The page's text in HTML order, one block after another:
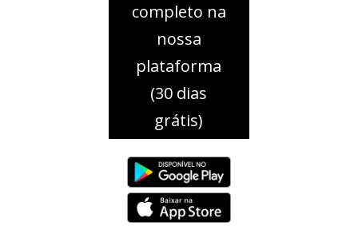
completo na
nossa
plataforma
(30 dias
grátis)